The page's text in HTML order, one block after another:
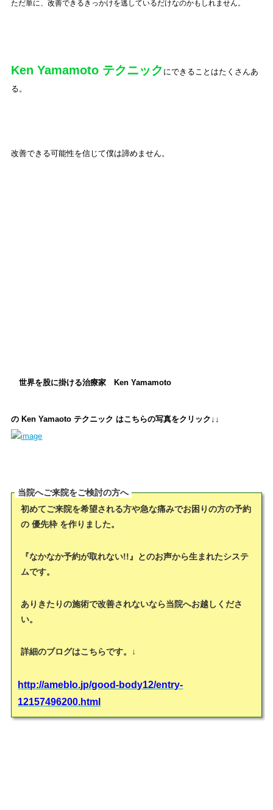
ただ単に、改善できるきっかけを逃しているだけなのかもしれません。
Ken Yamamoto テクニック にできることはたくさんあ
る。
改善できる可能性を信じて僕は諦めません。
世界を股に掛ける治療家 Ken Yamamoto
の Ken Yamaoto テクニック はこちらの写真をクリック↓↓
当院へご来院をご検討の方へ
初めてご来院を希望される方や急な痛みでお困りの方の予約
の 優先枠 を作りました。
『なかなか予約が取れない!!』とのお声から生まれたシステ
ムです。
ありきたりの施術で改善されないなら当院へお越しくださ
い。
詳細のブログはこちらです。↓
http://ameblo.jp/good-body12/entry-
12157496200.html